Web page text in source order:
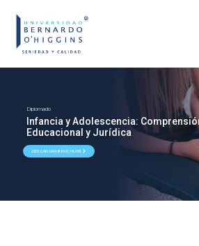
DESCARGAR BROCHURE
Diplomado
Infancia y Adolescencia:
Educacional y Jurídica